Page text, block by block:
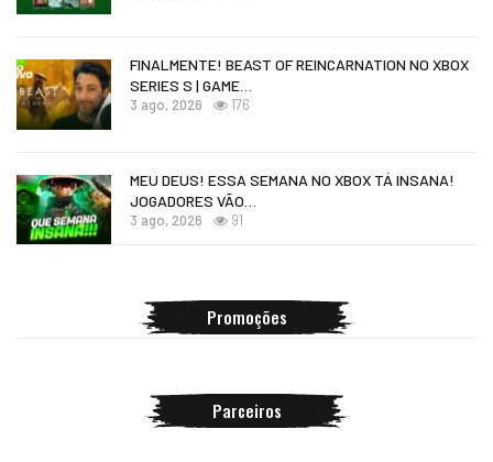
FINALMENTE! BEAST OF REINCARNATION NO XBOX
SERIES S | GAME…
3 ago, 2026 176
MEU DEUS! ESSA SEMANA NO XBOX TÁ INSANA!
JOGADORES VÃO…
3 ago, 2026 91
Promoções
Parceiros